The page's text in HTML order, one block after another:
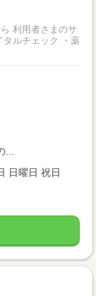
利用者さまのサ
日曜日 祝日